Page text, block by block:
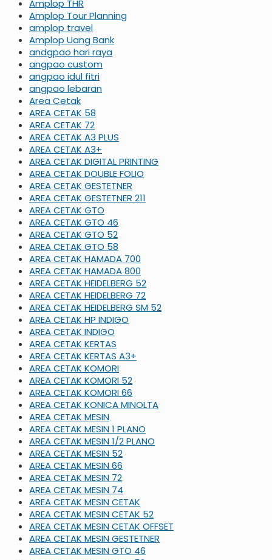
Amplop THR
Amplop Tour Planning
amplop travel
Amplop Uang Bank
andgpao hari raya
angpao custom
angpao idul fitri
angpao lebaran
Area Cetak
AREA CETAK 58
AREA CETAK 72
AREA CETAK A3 PLUS
AREA CETAK A3+
AREA CETAK DIGITAL PRINTING
AREA CETAK DOUBLE FOLIO
AREA CETAK GESTETNER
AREA CETAK GESTETNER 211
AREA CETAK GTO
AREA CETAK GTO 46
AREA CETAK GTO 52
AREA CETAK GTO 58
AREA CETAK HAMADA 700
AREA CETAK HAMADA 800
AREA CETAK HEIDELBERG 52
AREA CETAK HEIDELBERG 72
AREA CETAK HEIDELBERG SM 52
AREA CETAK HP INDIGO
AREA CETAK INDIGO
AREA CETAK KERTAS
AREA CETAK KERTAS A3+
AREA CETAK KOMORI
AREA CETAK KOMORI 52
AREA CETAK KOMORI 66
AREA CETAK KONICA MINOLTA
AREA CETAK MESIN
AREA CETAK MESIN 1 PLANO
AREA CETAK MESIN 1/2 PLANO
AREA CETAK MESIN 52
AREA CETAK MESIN 66
AREA CETAK MESIN 72
AREA CETAK MESIN 74
AREA CETAK MESIN CETAK
AREA CETAK MESIN CETAK 52
AREA CETAK MESIN CETAK OFFSET
AREA CETAK MESIN GESTETNER
AREA CETAK MESIN GTO 46